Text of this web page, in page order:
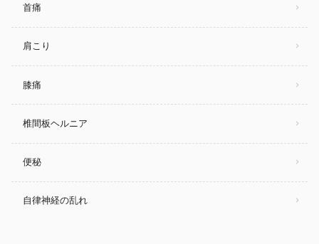
首痛
肩こり
膝痛
椎間板ヘルニア
便秘
自律神経の乱れ